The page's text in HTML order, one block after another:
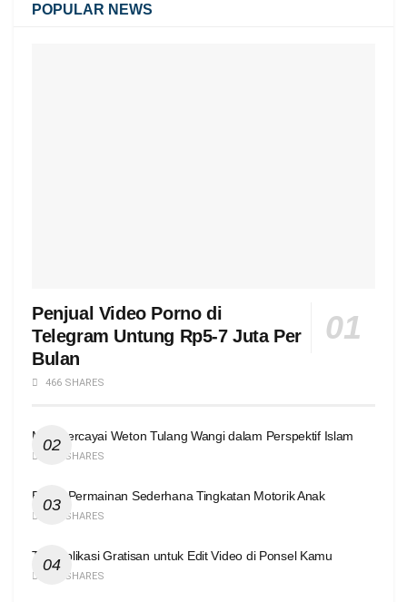
POPULAR NEWS
Penjual Video Porno di
Telegram Untung Rp5-7 Juta Per
Bulan
466 SHARES
Mempercayai Weton Tulang Wangi dalam Perspektif Islam
424 SHARES
Enam Permainan Sederhana Tingkatan Motorik Anak
420 SHARES
Tiga Aplikasi Gratisan untuk Edit Video di Ponsel Kamu
416 SHARES